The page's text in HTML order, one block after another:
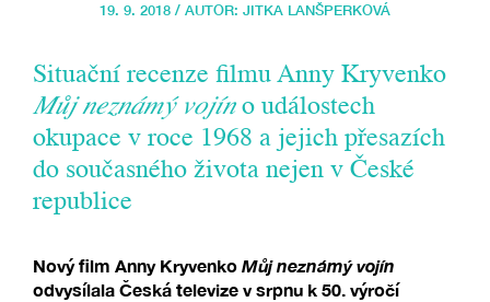
19. 9. 2018 / AUTOR: JITKA LANŠPERKOVÁ
Situační recenze filmu Anny Kryvenko
Můj neznámý vojíno událostech
okupace v roce 1968 a jejich přesazích
do současného života nejen v České
republice
Nový film Anny Kryvenko Můj neznámý vojín
odvysílala Česká televize v srpnu k 50. výročí